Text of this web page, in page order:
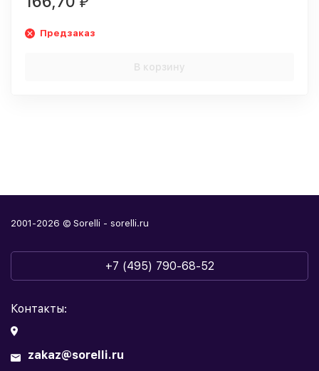
Предзаказ
В корзину
2001-2026 © Sorelli - sorelli.ru
+7 (495) 790-68-52
Контакты:
zakaz@sorelli.ru